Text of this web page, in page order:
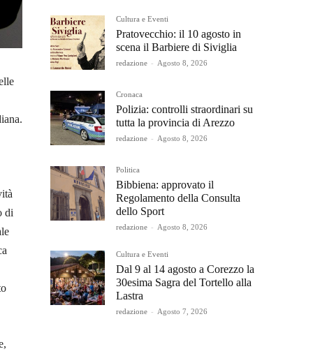
di
Cultura e Eventi
Pratovecchio: il 10 agosto in
scena il Barbiere di Siviglia
redazione - Agosto 8, 2026
Cronaca
Polizia: controlli straordinari su
tutta la provincia di Arezzo
redazione - Agosto 8, 2026
Politica
Bibbiena: approvato il
Regolamento della Consulta
dello Sport
redazione - Agosto 8, 2026
Cultura e Eventi
Dal 9 al 14 agosto a Corezzo la
30esima Sagra del Tortello alla
Lastra
redazione - Agosto 7, 2026